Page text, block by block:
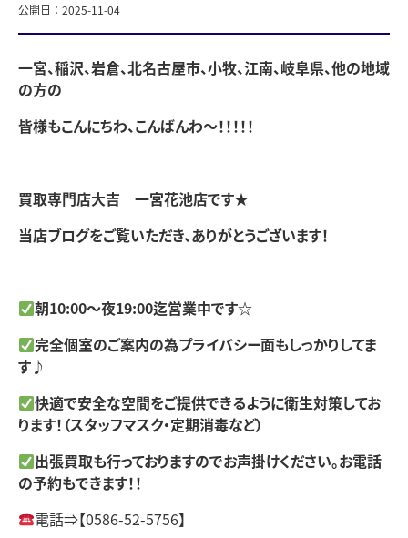
公開日： 2025-11-04
一宮、稲沢、岩倉、北名古屋市、小牧、江南、岐阜県、他の地域
の方の
皆様もこんにちわ、こんばんわ～！！！！！
買取専門店大吉 一宮花池店です★
当店ブログをご覧いただき、ありがとうございます！
朝10:00～夜19:00迄営業中です☆
完全個室のご案内の為プライバシー面もしっかりしてま
す♪
快適で安全な空間をご提供できるように衛生対策してお
ります！（スタッフマスク・定期消毒など）
出張買取も行っておりますのでお声掛けください。お電話
の予約もできます！！
電話⇒【0586-52-5756】